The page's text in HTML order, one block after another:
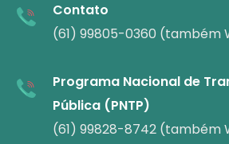
Contato
(61) 99805-0360 (também
Programa Nacional de
Pública (PNTP)
(61) 99828-8742 (também